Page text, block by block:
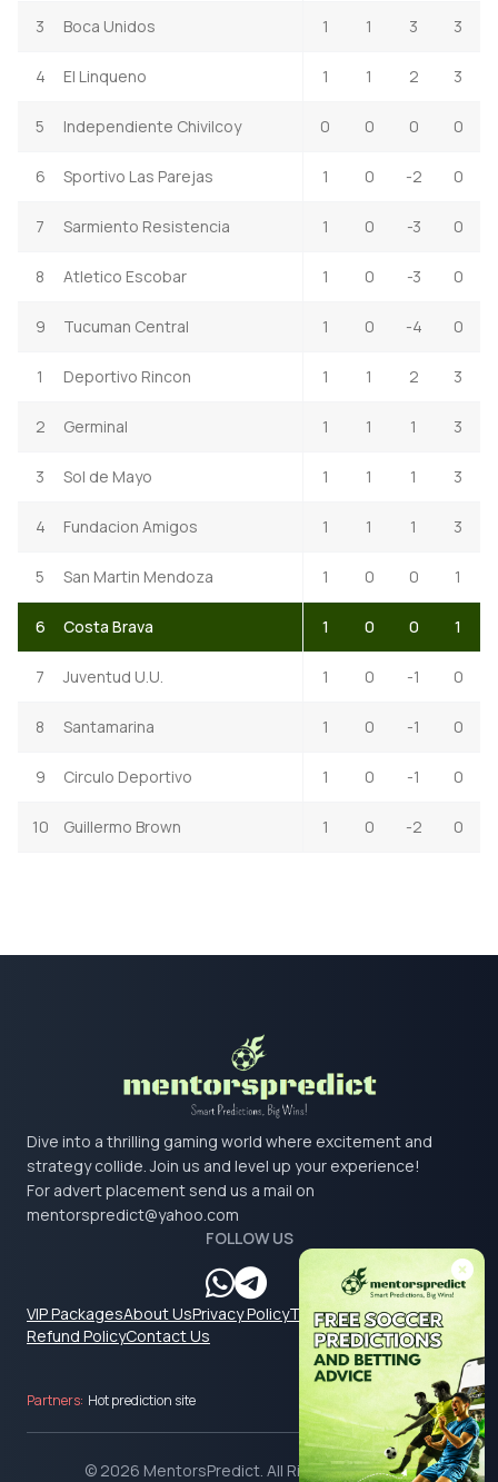
3 Boca Unidos 1 1 3 3
4 El Linqueno 1 1 2 3
5 Independiente Chivilcoy 0 0 0 0
6 Sportivo Las Parejas 1 0 -2 0
7 Sarmiento Resistencia 1 0 -3 0
8 Atletico Escobar 1 0 -3 0
9 Tucuman Central 1 0 -4 0
1 Deportivo Rincon 1 1 2 3
2 Germinal 1 1 1 3
3 Sol de Mayo 1 1 1 3
4 Fundacion Amigos 1 1 1 3
5 San Martin Mendoza 1 0 0 1
6 Costa Brava 1 0 0 1
7 Juventud U.U. 1 0 -1 0
8 Santamarina 1 0 -1 0
9 Circulo Deportivo 1 0 -1 0
10 Guillermo Brown 1 0 -2 0
Dive into a thrilling gaming world where excitement and
strategy collide. Join us and level up your experience!
For advert placement send us a mail on
mentorspredict@yahoo.com
FOLLOW US
VIP PackagesAbout UsPrivacy PolicyTerms & Conditions
Refund PolicyContact Us
Partners: Hot prediction site
© 2026 MentorsPredict. All Rights Reserved.